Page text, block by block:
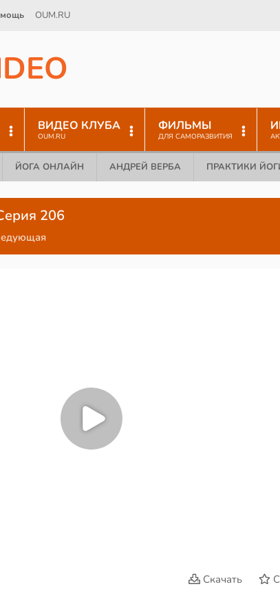
OUM.RU
DEO
ВИДЕО КЛУБА
OUM.RU
ФИЛЬМЫ
ДЛЯ САМОРАЗВИТИЯ
ЙОГА ОНЛАЙН АНДРЕЙ ВЕРБА ПРАКТИКИ
206
Скачать